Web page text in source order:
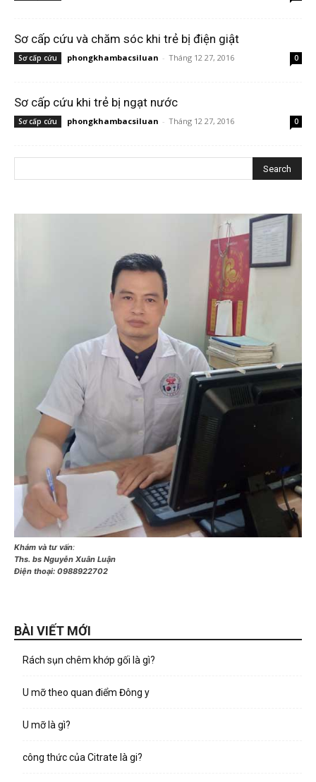
Sơ cấp cứu và chăm sóc khi trẻ bị điện giật
Sơ cấp cứu phongkhambacsiluan - Tháng 12 27, 2016 0
Sơ cấp cứu khi trẻ bị ngạt nước
Sơ cấp cứu phongkhambacsiluan - Tháng 12 27, 2016 0
Khám và tư vấn:
Ths. bs Nguyễn Xuân Luận
Điện thoại: 0988922702
BÀI VIẾT MỚI
Rách sụn chêm khớp gối là gì?
U mỡ theo quan điểm Đông y
U mỡ là gì?
công thức của Citrate là gi?